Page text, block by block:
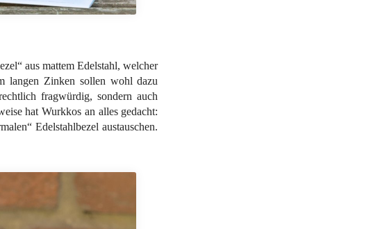
aus mattem Edelstahl, welcher
langen Zinken sollen wohl dazu
fragwürdig, sondern auch
hat Wurkkos an alles gedacht:
Edelstahlbezel austauschen.